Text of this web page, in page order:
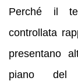
Perché il
controllata
presentano
piano del